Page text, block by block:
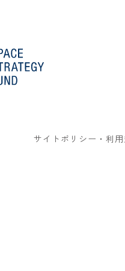
サイトポリシー・利